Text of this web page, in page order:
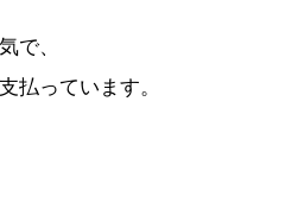
で、
払っています。